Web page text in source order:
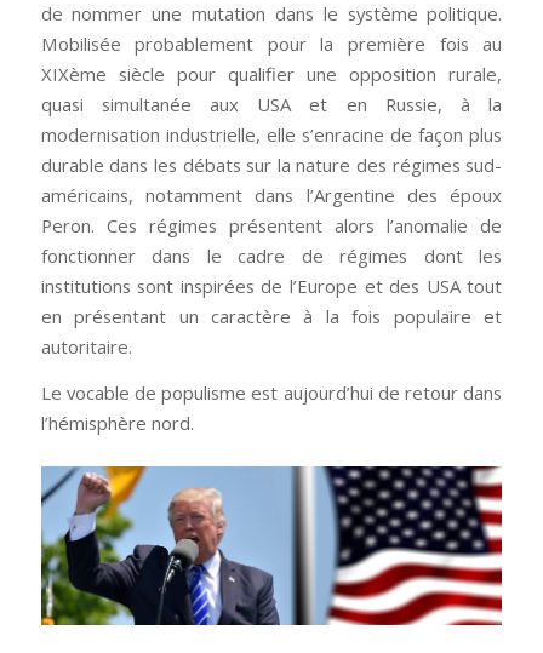
de nommer une mutation dans le système politique.
Mobilisée probablement pour la première fois au
XIXème siècle pour qualifier une opposition rurale,
quasi simultanée aux USA et en Russie, à la
modernisation industrielle, elle s’enracine de façon plus
durable dans les débats sur la nature des régimes sud-
américains, notamment dans l’Argentine des époux
Peron. Ces régimes présentent alors l’anomalie de
fonctionner dans le cadre de régimes dont les
institutions sont inspirées de l’Europe et des USA tout
en présentant un caractère à la fois populaire et
autoritaire.
Le vocable de populisme est aujourd’hui de retour dans
l’hémisphère nord.